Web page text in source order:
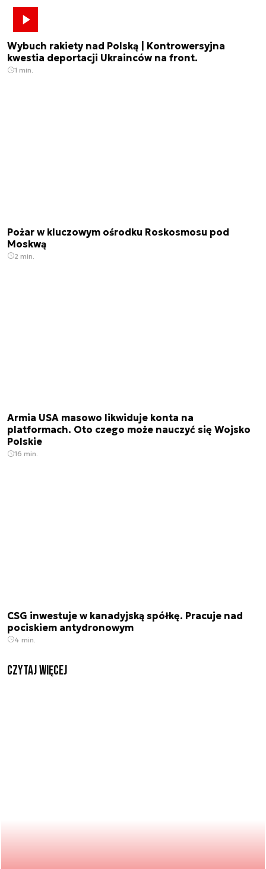
Wybuch rakiety nad Polską | Kontrowersyjna
kwestia deportacji Ukrainców na front.
1 min.
Pożar w kluczowym ośrodku Roskosmosu pod
Moskwą
2 min.
Armia USA masowo likwiduje konta na
platformach. Oto czego może nauczyć się Wojsko
Polskie
16 min.
CSG inwestuje w kanadyjską spółkę. Pracuje nad
pociskiem antydronowym
4 min.
czytaj więcej